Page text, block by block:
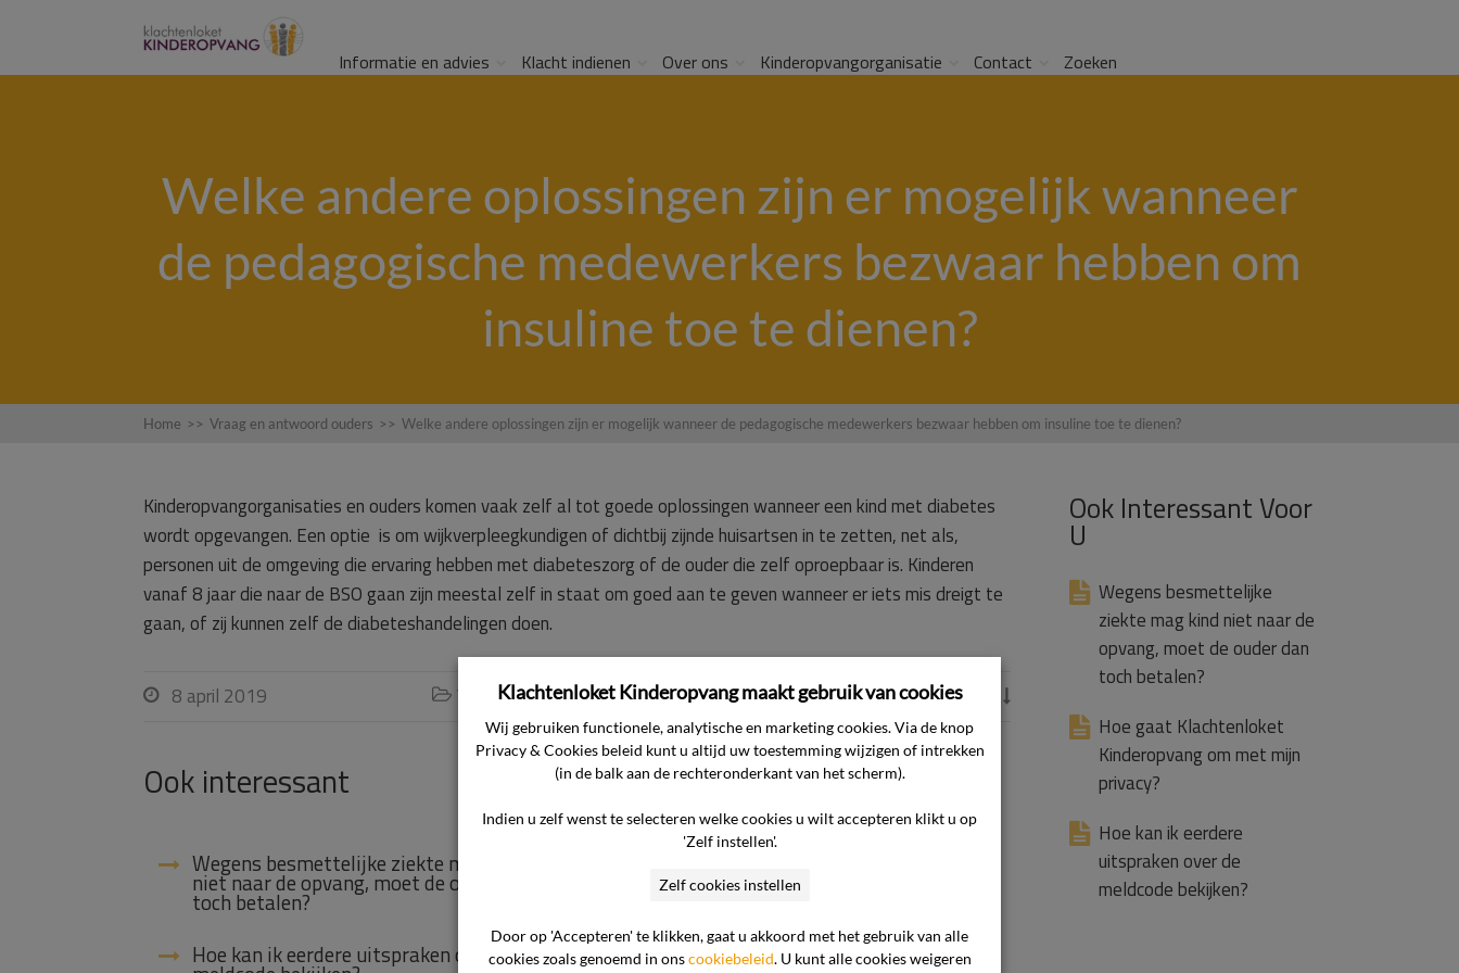
Informatie en advies Klacht indienen Over ons Kinderopvangorganisatie Contact Zoeken
Welke andere oplossingen zijn er mogelijk wanneer
de pedagogische medewerkers bezwaar hebben om
insuline toe te dienen?
Home >> Vraag en antwoord ouders >> Welke andere oplossingen zijn er mogelijk wanneer de pedagogische medewerkers bezwaar hebben om insuline toe te dienen?
Kinderopvangorganisaties en ouders komen vaak zelf al tot goede oplossingen wanneer een kind met diabetes
wordt opgevangen. Een optie is om wijkverpleegkundigen of dichtbij zijnde huisartsen in te zetten, net als,
personen uit de omgeving die ervaring hebben met diabeteszorg of de ouder die zelf oproepbaar is. Kinderen
vanaf 8 jaar die naar de BSO gaan zijn meestal zelf in staat om goed aan te geven wanneer er iets mis dreigt te
gaan, of zij kunnen zelf de diabeteshandelingen doen.
 8 april 2019  Vraag en antwoord ouders 
Gezondheid

Ook interessant
Wegens besmettelijke ziekte mag kind
niet naar de opvang, moet de ouder dan
toch betalen?
om met mijn privacy?
Hoe kan ik eerdere uitspraken over de Wat kunt u doen als er sprake is van
Ook Interessant Voor
U
Wegens besmettelijke
ziekte mag kind niet naar de
opvang, moet de ouder dan
toch betalen?
Hoe gaat Klachtenloket
Kinderopvang om met mijn
privacy?
Hoe kan ik eerdere
uitspraken over de
meldcode bekijken?
Klachtenloket Kinderopvang maakt gebruik van cookies
Wij gebruiken functionele, analytische en marketing cookies. Via de knop
Privacy & Cookies beleid kunt u altijd uw toestemming wijzigen of intrekken
(in de balk aan de rechteronderkant van het scherm).
Indien u zelf wenst te selecteren welke cookies u wilt accepteren klikt u op
'Zelf instellen'.
Zelf cookies instellen
Door op 'Accepteren' te klikken, gaat u akkoord met het gebruik van alle
cookies zoals genoemd in onscookiebeleid. U kunt alle cookies weigeren